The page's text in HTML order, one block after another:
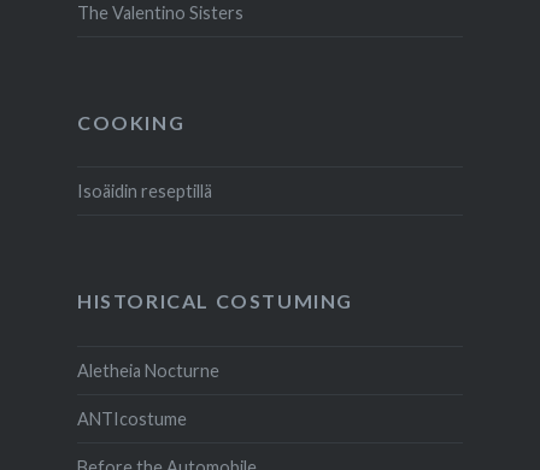
The Valentino Sisters
COOKING
Isoäidin reseptillä
HISTORICAL COSTUMING
Aletheia Nocturne
ANTIcostume